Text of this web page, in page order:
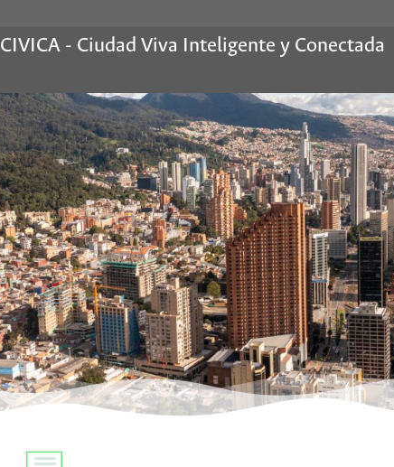
CIVICA - Ciudad Viva Inteligente y Conectada